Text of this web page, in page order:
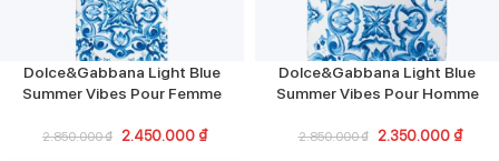
Dolce&Gabbana Light Blue
Summer Vibes Pour Femme
2.850.000₫ 2.450.000 ₫
Dolce&Gabbana Light Blue
Summer Vibes Pour Homme
2.850.000₫ 2.350.000 ₫